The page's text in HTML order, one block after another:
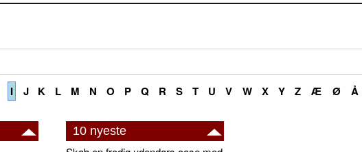
I J K L M N O P Q R S T U V W X Y Z Æ Ø Å
10 nyeste